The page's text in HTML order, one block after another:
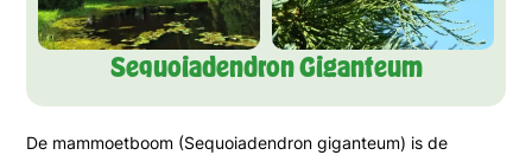
Sequoiadendron Giganteum
De mammoetboom (Sequoiadendron giganteum) is de